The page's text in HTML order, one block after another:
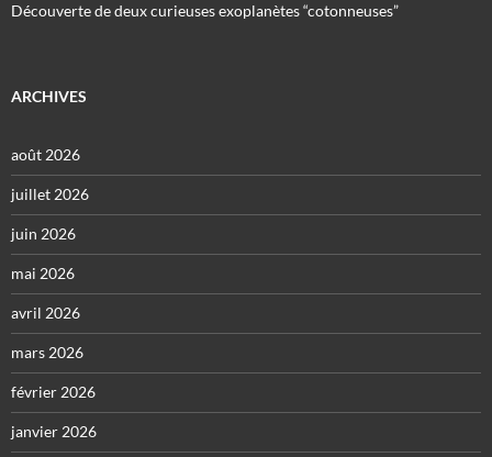
Découverte de deux curieuses exoplanètes “cotonneuses”
ARCHIVES
août 2026
juillet 2026
juin 2026
mai 2026
avril 2026
mars 2026
février 2026
janvier 2026